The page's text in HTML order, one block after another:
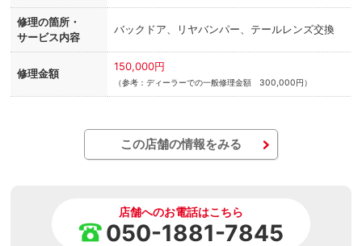
修理の箇所・
サービス内容
バックドア、リヤバンパー、テールレンズ交換
修理金額
150,000円
（参考：ディーラーでの一般修理金額 300,000円）
この店舗の情報をみる
店舗へのお電話はこちら
050-1881-7845